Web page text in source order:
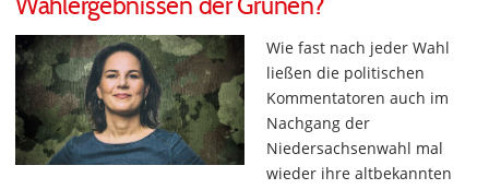
Wie fast nach jeder Wahl
ließen die politischen
Kommentatoren auch im
Nachgang der
Niedersachsenwahl mal
wieder ihre altbekannten